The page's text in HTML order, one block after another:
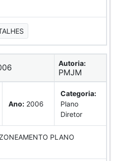
Autoria:
PMJM
Ano: 2006
Categoria:
Plano
Diretor
PLANO